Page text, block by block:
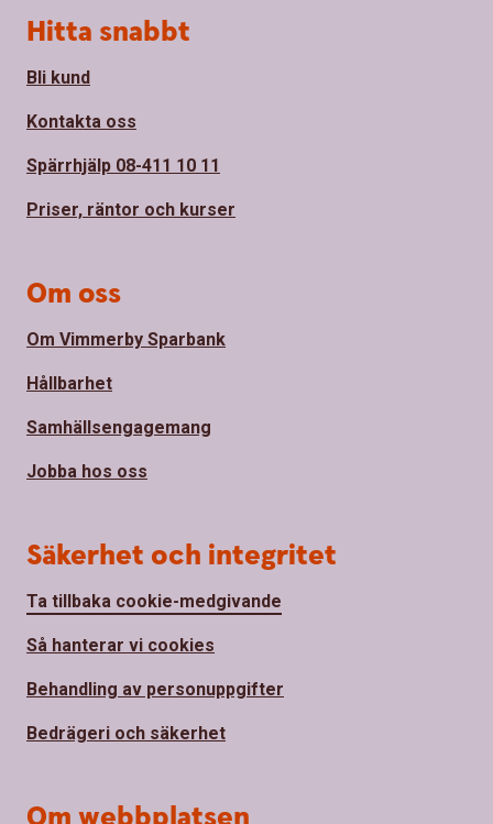
Sidfot
Hitta snabbt
Bli kund
Kontakta oss
Spärrhjälp 08-411 10 11
Priser, räntor och kurser
Om oss
Om Vimmerby Sparbank
Hållbarhet
Samhällsengagemang
Jobba hos oss
Säkerhet och integritet
Ta tillbaka cookie-medgivande
Så hanterar vi cookies
Behandling av personuppgifter
Bedrägeri och säkerhet